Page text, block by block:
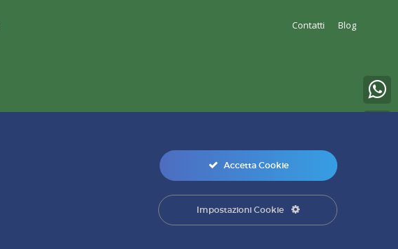
Contatti Blog
Accetta Cookie
Impostazioni Cookie